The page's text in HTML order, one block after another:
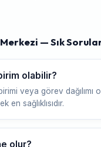
— Sık
olabilir?
veya görev
sağlıklısıdır.
olur?